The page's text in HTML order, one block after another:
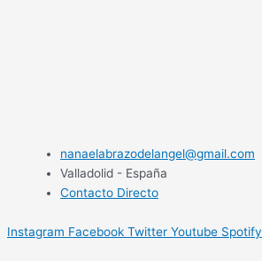
nanaelabrazodelangel@gmail.com
Valladolid - España
Contacto Directo
Instagram Facebook Twitter Youtube Spotify